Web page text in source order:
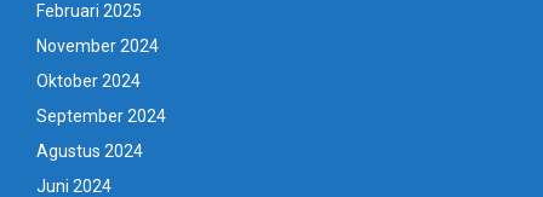
Februari 2025
November 2024
Oktober 2024
September 2024
Agustus 2024
Juni 2024